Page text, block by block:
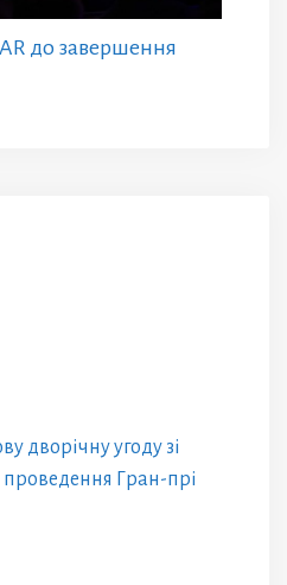
до завершення
дворічну угоду зі
Гран-прі